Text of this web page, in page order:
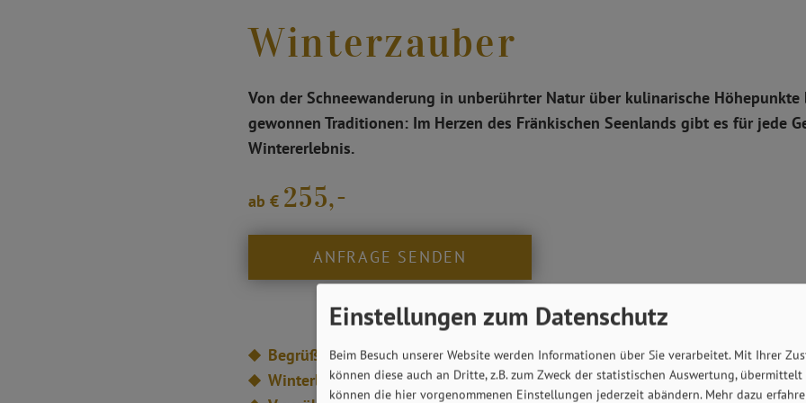
Winterzauber
Von der Schneewanderung in unberührter Natur über kulinarische
gewonnen Traditionen: Im Herzen des Fränkischen Seenlands gibt es für jede
Wintererlebnis.
ab € 255,-
ANFRAGE SENDEN
Begrüßungsdrink„Winterzauber”
Winterliches Gebäckund unserTafelwasser„Aqua Blue” bei Anreise auf
Einstellungen zum Datenschutz
Beim Besuch unserer Website werden Informationen über Sie verarbeitet. Mit Ihrer
können diese auch an Dritte, z.B. zum Zweck der statistischen Auswertung, übermittelt
können die hier vorgenommenen Einstellungen jederzeit abändern. Mehr dazu